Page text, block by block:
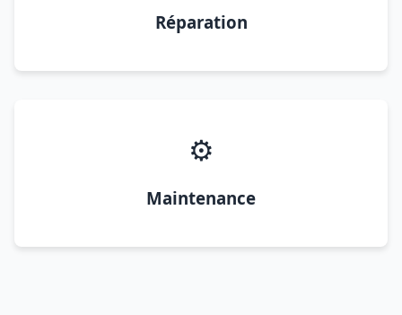
Réparation
⚙️
Maintenance